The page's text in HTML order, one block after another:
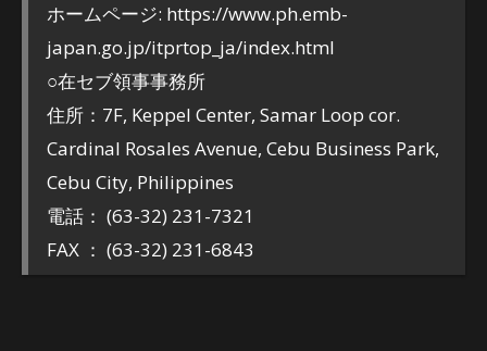
ホームページ: https://www.ph.emb-
japan.go.jp/itprtop_ja/index.html
○在セブ領事事務所
住所：7F, Keppel Center, Samar Loop cor.
Cardinal Rosales Avenue, Cebu Business Park,
Cebu City, Philippines
電話： (63-32) 231-7321
FAX ： (63-32) 231-6843